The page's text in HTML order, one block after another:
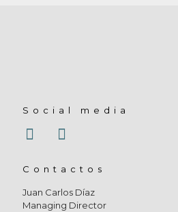
Social media
Contactos
Juan Carlos Díaz
Managing Director